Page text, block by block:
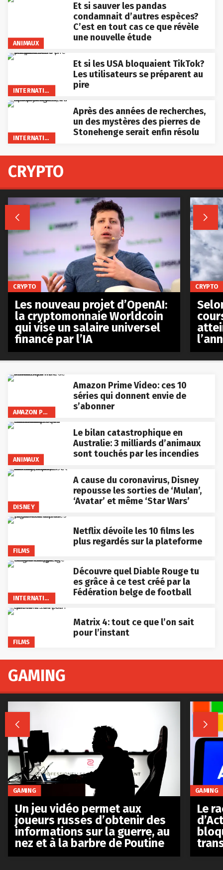
ANIMAUX
Et si sauver les pandas
condamnait d’autres espèces?
C’est en tout cas ce que révèle
une nouvelle étude
INTERNATIONAL
Et si les USA bloquaient TikTok?
Les utilisateurs se préparent au
pire
INTERNATIONAL
Après des années de recherches,
un des mystères des pierres de
Stonehenge serait enfin résolu
AMAZON PRIME VIDEO
Amazon Prime Video: ces 10
séries qui donnent envie de
s’abonner
ANIMAUX
Le bilan catastrophique en
Australie: 3 milliards d’animaux
sont touchés par les incendies
DISNEY
A cause du coronavirus, Disney
repousse les sorties de ‘Mulan’,
‘Avatar’ et même ‘Star Wars’
FILMS
Netflix dévoile les 10 films les
plus regardés sur la plateforme
INTERNATIONAL
Découvre quel Diable Rouge tu
es grâce à ce test créé par la
Fédération belge de football
FILMS
Matrix 4: tout ce que l’on sait
pour l’instant
CRYPTO
 
CRYPTO
Les nouveau projet d’OpenAI:
la cryptomonnaie Worldcoin
qui vise un salaire universel
financé par l’IA
CRYPTO
GAMING
 
GAMING
Un jeu vidéo permet aux
joueurs russes d’obtenir des
informations sur la guerre, au
nez et à la barbre de Poutine
GAMING
Le